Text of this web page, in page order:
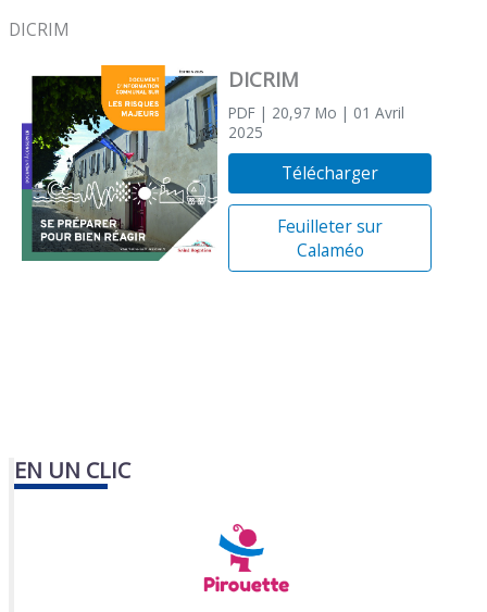
DICRIM
DICRIM
PDF| 20,97 Mo | 01 Avril
2025
Télécharger
Feuilleter sur
Calaméo
EN UN CLIC